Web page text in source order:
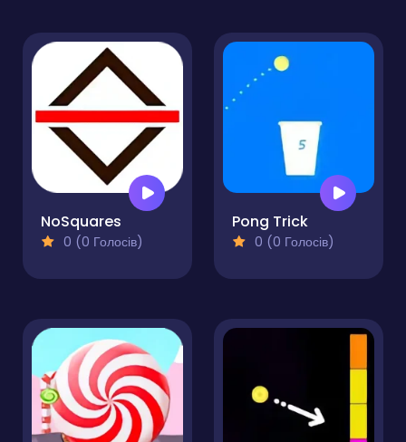
NoSquares
0 (0 Голосів)
Pong Trick
0 (0 Голосів)